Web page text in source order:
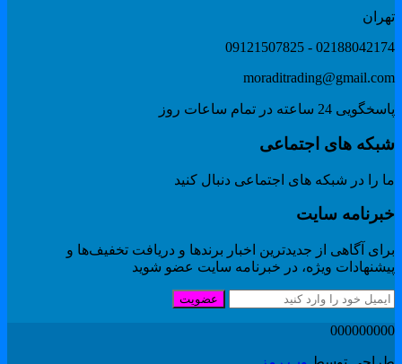
02188042174 -
24 ساعته در تمام ساعات روز
های اجتماعی
را در شبکه های اجتماعی دنبال کنید
سایت
آگاهی از جدیدترین اخبار برندها و دریافت تخفیف‌ها و
ویژه، در خبرنامه سایت عضو شوید
عضویت